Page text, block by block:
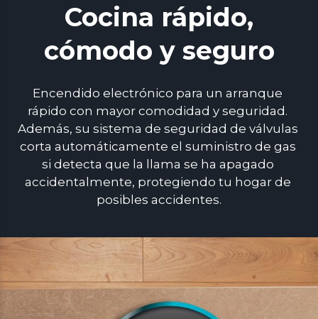
Cocina rápido,
cómodo y seguro
Encendido electrónico para un arranque
rápido con mayor comodidad y seguridad.
Además, su sistema de seguridad de válvulas
corta automáticamente el suministro de gas
si detecta que la llama se ha apagado
accidentalmente, protegiendo tu hogar de
posibles accidentes.